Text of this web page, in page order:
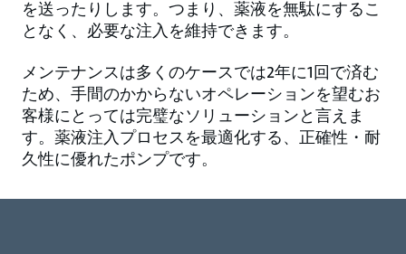
を送ったりします。つまり、薬液を無駄にするこ
となく、必要な注入を維持できます。
メンテナンスは多くのケースでは2年に1回で済む
ため、手間のかからないオペレーションを望むお
客様にとっては完璧なソリューションと言えま
す。薬液注入プロセスを最適化する、正確性・耐
久性に優れたポンプです。